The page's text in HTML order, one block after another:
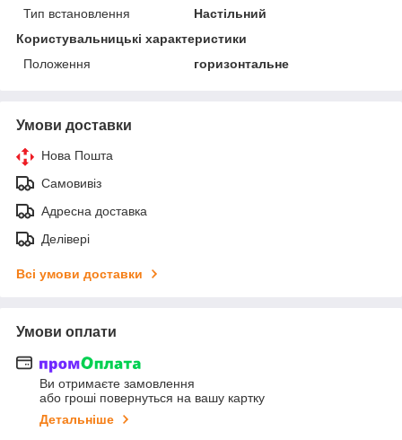
Тип встановлення
Настільний
Користувальницькі характеристики
Положення
горизонтальне
Умови доставки
Нова Пошта
Самовивіз
Адресна доставка
Делівері
Всі умови доставки
Умови оплати
Ви отримаєте замовлення
або гроші повернуться на вашу картку
Детальніше